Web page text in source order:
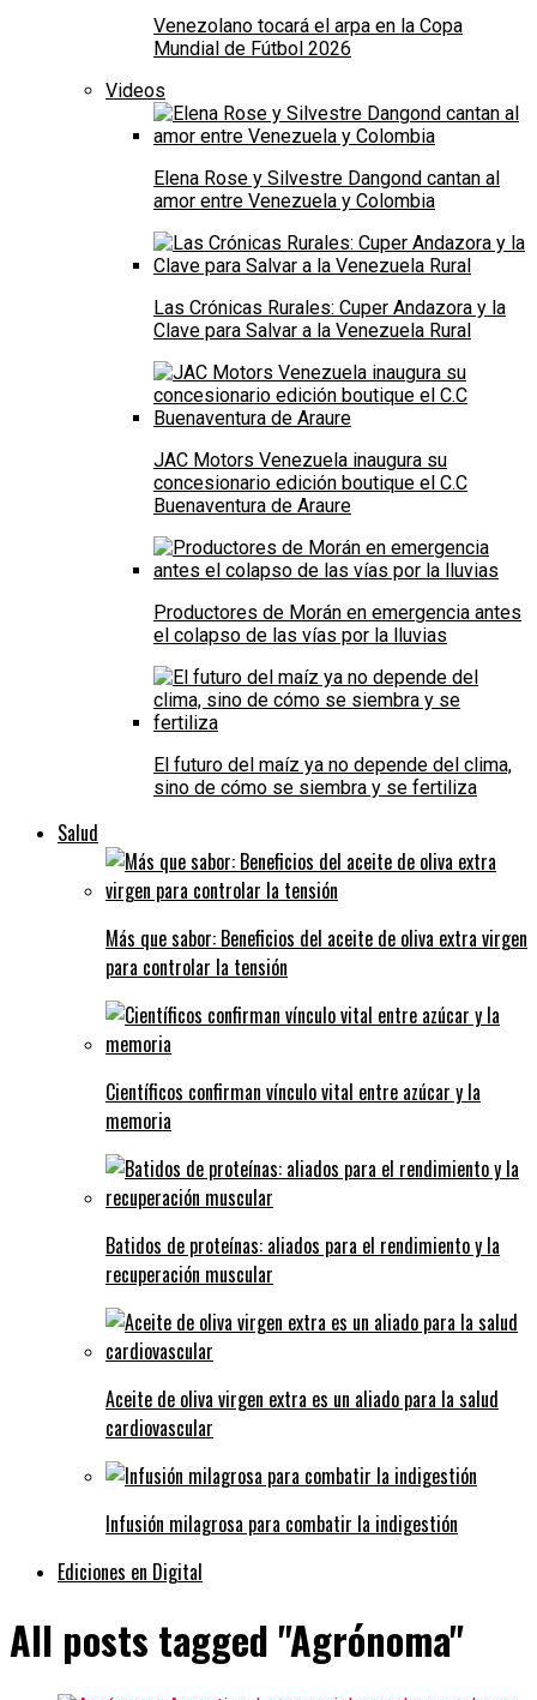
Venezolano tocará el arpa en la Copa
Mundial de Fútbol 2026
Videos
Elena Rose y Silvestre Dangond cantan al
amor entre Venezuela y Colombia
Las Crónicas Rurales: Cuper Andazora y la
Clave para Salvar a la Venezuela Rural
JAC Motors Venezuela inaugura su
concesionario edición boutique el C.C
Buenaventura de Araure
Productores de Morán en emergencia antes
el colapso de las vías por la lluvias
El futuro del maíz ya no depende del clima,
sino de cómo se siembra y se fertiliza
Salud
Más que sabor: Beneficios del aceite de oliva extra virgen
para controlar la tensión
Científicos confirman vínculo vital entre azúcar y la
memoria
Batidos de proteínas: aliados para el rendimiento y la
recuperación muscular
Aceite de oliva virgen extra es un aliado para la salud
cardiovascular
Infusión milagrosa para combatir la indigestión
Ediciones en Digital
All posts tagged "Agrónoma"